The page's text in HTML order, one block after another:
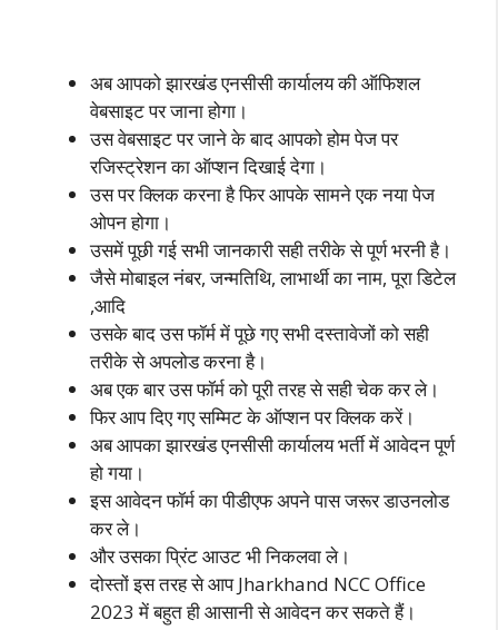
अब आपको झारखंड एनसीसी कार्यालय की ऑफिशल
वेबसाइट पर जाना होगा।
उस वेबसाइट पर जाने के बाद आपको होम पेज पर
रजिस्ट्रेशन का ऑप्शन दिखाई देगा।
उस पर क्लिक करना है फिर आपके सामने एक नया पेज
ओपन होगा।
उसमें पूछी गई सभी जानकारी सही तरीके से पूर्ण भरनी है।
जैसे मोबाइल नंबर, जन्मतिथि, लाभार्थी का नाम, पूरा डिटेल
,आदि
उसके बाद उस फॉर्म में पूछे गए सभी दस्तावेजों को सही
तरीके से अपलोड करना है।
अब एक बार उस फॉर्म को पूरी तरह से सही चेक कर ले।
फिर आप दिए गए सम्मिट के ऑप्शन पर क्लिक करें।
अब आपका झारखंड एनसीसी कार्यालय भर्ती में आवेदन पूर्ण
हो गया।
इस आवेदन फॉर्म का पीडीएफ अपने पास जरूर डाउनलोड
कर ले।
और उसका प्रिंट आउट भी निकलवा ले।
दोस्तों इस तरह से आप Jharkhand NCC Office
2023 में बहुत ही आसानी से आवेदन कर सकते हैं।